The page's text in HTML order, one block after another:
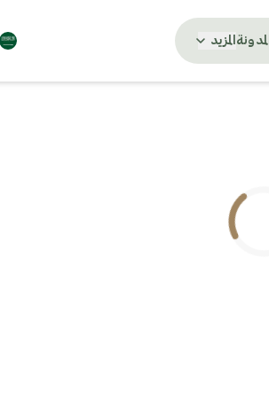
المدونة المزيد